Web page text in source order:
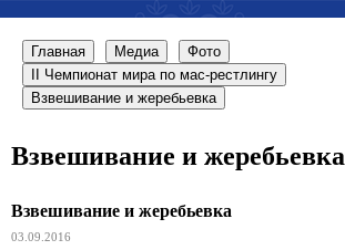
Главная Медиа
Фото
II Чемпионат мира по мас-рестлингу
Взвешивание и жеребьевка
Взвешивание и жеребьевка
Взвешивание и жеребьевка
03.09.2016